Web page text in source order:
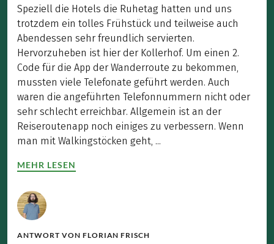
Speziell die Hotels die Ruhetag hatten und uns
trotzdem ein tolles Frühstück und teilweise auch
Abendessen sehr freundlich servierten.
Hervorzuheben ist hier der Kollerhof. Um einen 2.
Code für die App der Wanderroute zu bekommen,
mussten viele Telefonate geführt werden. Auch
waren die angeführten Telefonnummern nicht oder
sehr schlecht erreichbar. Allgemein ist an der
Reiseroutenapp noch einiges zu verbessern. Wenn
man mit Walkingstöcken geht, ...
MEHR LESEN
ANTWORT VON FLORIAN FRISCH